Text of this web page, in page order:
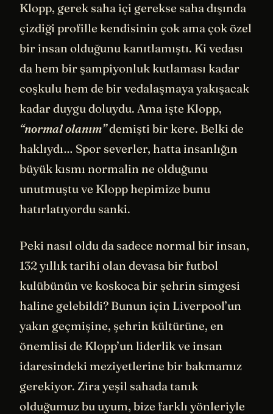
Klopp, gerek saha içi gerekse saha dışında
çizdiği profille kendisinin çok ama çok özel
bir insan olduğunu kanıtlamıştı. Ki vedası
da hem bir şampiyonluk kutlaması kadar
coşkulu hem de bir vedalaşmaya yakışacak
kadar duygu doluydu. Ama işte Klopp,
“normal olanım”demişti bir kere. Belki de
haklıydı… Spor severler, hatta insanlığın
büyük kısmı normalin ne olduğunu
unutmuştu ve Klopp hepimize bunu
hatırlatıyordu sanki.
Peki nasıl oldu da sadece normal bir insan,
132 yıllık tarihi olan devasa bir futbol
kulübünün ve koskoca bir şehrin simgesi
haline gelebildi? Bunun için Liverpool’un
yakın geçmişine, şehrin kültürüne, en
önemlisi de Klopp’un liderlik ve insan
idaresindeki meziyetlerine bir bakmamız
gerekiyor. Zira yeşil sahada tanık
olduğumuz bu uyum, bize farklı yönleriyle